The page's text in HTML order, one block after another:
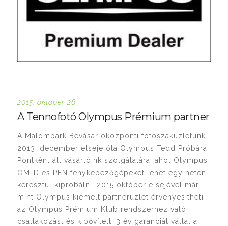
2015. október 26.
A Tennofotó Olympus Prémium partner
A Malompark Bevásárlóközponti fotószaküzletünk
2013. december elseje óta Olympus Tedd Próbára
Pontként áll vásárlóink szolgálatára, ahol Olympus
OM-D és PEN fényképezőgépeket lehet egy héten
keresztül kipróbálni. 2015 október elsejével már
mint Olympus kiemelt partnerüzlet érvényesítheti
az Olympus Prémium Klub rendszerhez való
csatlakozást és kibővített, 3 év garanciát vállal a